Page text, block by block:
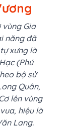
vùng Gia
năng đã
xưng là
(Phú
bộ sử
Quân,
lên vùng
hiệu là
Lang.